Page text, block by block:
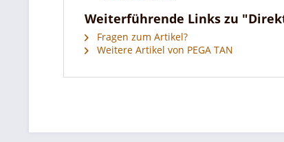
Weiterführende Links zu
Fragen zum Artikel?
Weitere Artikel von PEGA TAN